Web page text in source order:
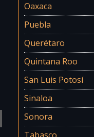
Oaxaca
Puebla
Querétaro
Quintana Roo
San Luis Potosí
Sinaloa
Sonora